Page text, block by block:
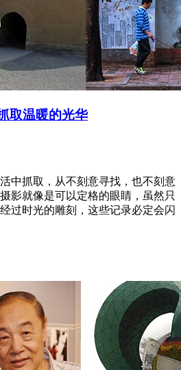
取温暖的光华
中抓取，从不刻意寻找，也不刻意
影就像是可以定格的眼睛，虽然只
过时光的雕刻，这些记录必定会闪